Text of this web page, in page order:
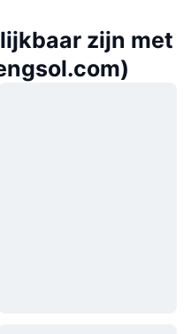
zijn met